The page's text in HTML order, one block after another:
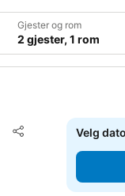
Gjester og rom
2 gjester, 1 rom
Del
Legg til iVelg